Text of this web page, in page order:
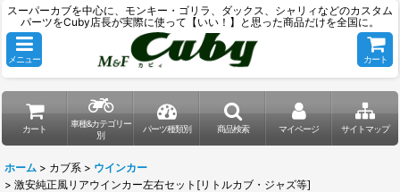
スーパーカブを中心に、モンキー・ゴリラ、ダックス、シャリィなどのカスタム
パーツをCuby店長が実際に使って【いい！】と思った商品だけを全国に。
メニュー カート
カート
車種&カテゴリー
別
パーツ種類別 商品検索 マイページ サイトマップ
ホーム > カブ系 > ウインカー
> 激安純正風リアウインカー左右セット[リトルカブ・ジャズ等]